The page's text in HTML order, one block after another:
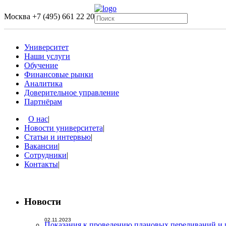
Москва +7 (495) 661 22 20
Университет
Наши услуги
Обучение
Финансовые рынки
Аналитика
Доверительное управление
Партнёрам
О нас|
Новости университета|
Статьи и интервью|
Вакансии|
Сотрудники|
Контакты|
Новости
02.11.2023